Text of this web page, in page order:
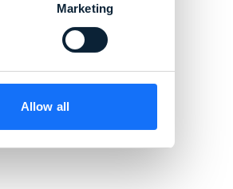
Marketing
Allow all